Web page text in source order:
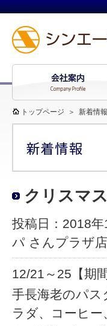
トップページ ＞ 新着情報
クリスマ
投稿日：2018
パ さんプラザ
12/21～25【期
手長海老のパ
ラダ、コーヒ